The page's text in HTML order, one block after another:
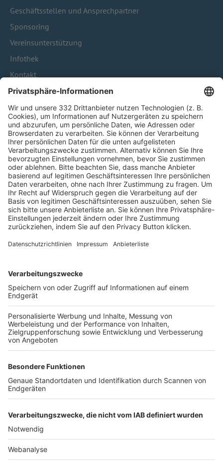
Geschäftsstellen und Ansprechpartner
Sponsoring
Vereinsunterstützung
Infothek
Kontakt
HÄUFIG BESUCHTE SEITEN
Pässe und Vereinswechsel
Trainerausbildung
Schulungsangebot Vereinsmitarbeiter
BFV-Geschäftsstellen
Trainerbörse
Login SpielPlus
FOLGE DEM BFV
TOP-VEREINE
TOP-PARTNER
Nutzungsbedingungen Datenschutz Impressum